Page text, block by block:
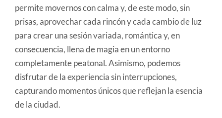
permite movernos con calma y, de este modo, sin
prisas, aprovechar cada rincón y cada cambio de luz
para crear una sesión variada, romántica y, en
consecuencia, llena de magia en un entorno
completamente peatonal. Asimismo, podemos
disfrutar de la experiencia sin interrupciones,
capturando momentos únicos que reflejan la esencia
de la ciudad.